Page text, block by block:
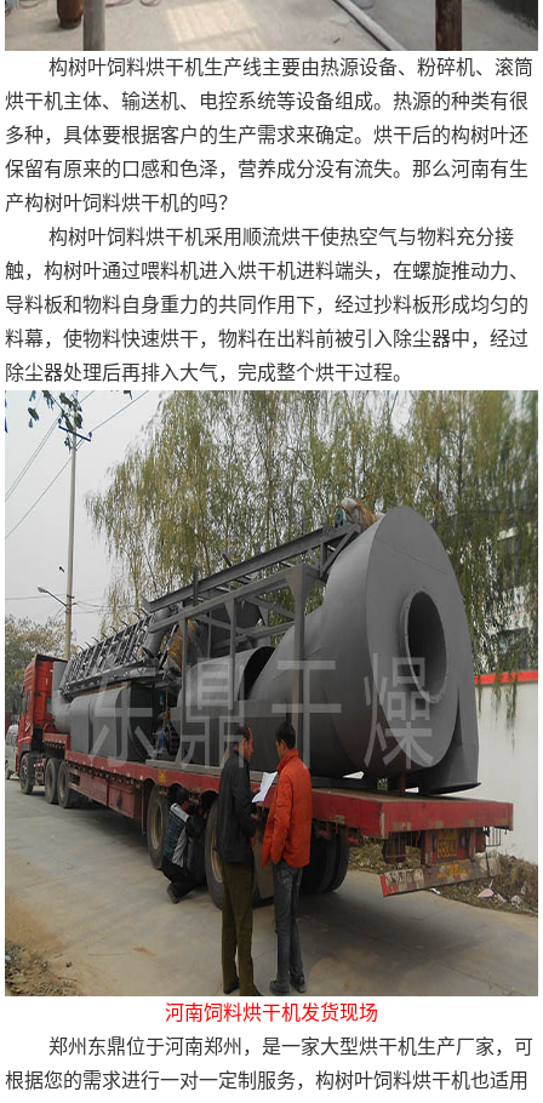
构树叶饲料烘干机生产线主要由热源设备、粉碎机、滚筒
烘干机主体、输送机、电控系统等设备组成。热源的种类有很
多种，具体要根据客户的生产需求来确定。烘干后的构树叶还
保留有原来的口感和色泽，营养成分没有流失。那么河南有生
产构树叶饲料烘干机的吗？
构树叶饲料烘干机采用顺流烘干使热空气与物料充分接
触，构树叶通过喂料机进入烘干机进料端头，在螺旋推动力、
导料板和物料自身重力的共同作用下，经过抄料板形成均匀的
料幕，使物料快速烘干，物料在出料前被引入除尘器中，经过
除尘器处理后再排入大气，完成整个烘干过程。
河南饲料烘干机发货现场
郑州东鼎位于河南郑州，是一家大型烘干机生产厂家，可
根据您的需求进行一对一定制服务，构树叶饲料烘干机也适用